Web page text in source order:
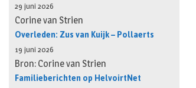
29 juni 2026
Corine van Strien
Overleden: Zus van Kuijk – Pollaerts
19 juni 2026
Bron: Corine van Strien
Familieberichten op HelvoirtNet